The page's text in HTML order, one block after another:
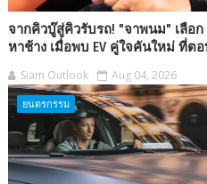
จากคิวบู๊สู่คิวรับรถ! "จาพนม" เลือก
หาช้าง เมื่อพบ EV คู่ใจคันใหม่ ที่ต
Siam Outlook Aug 04, 2026
ยนตรกรรม